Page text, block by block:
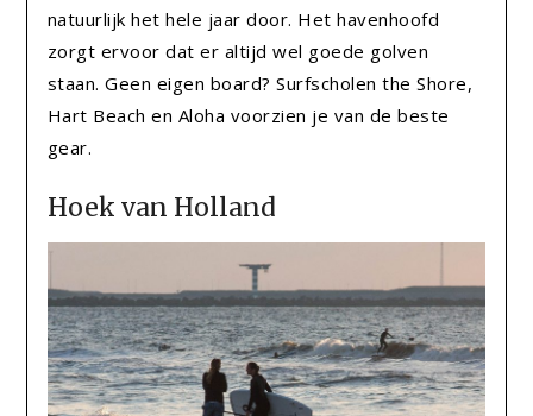
natuurlijk het hele jaar door. Het havenhoofd
zorgt ervoor dat er altijd wel goede golven
staan. Geen eigen board? Surfscholen the Shore,
Hart Beach en Aloha voorzien je van de beste
gear.
Hoek van Holland